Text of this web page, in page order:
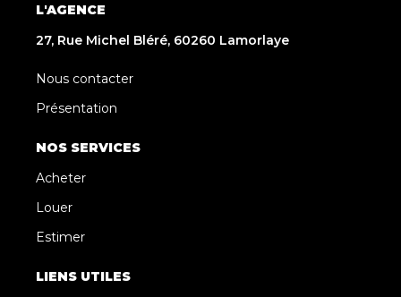
L'AGENCE
27, Rue Michel Bléré, 60260 Lamorlaye
Nous contacter
Présentation
NOS SERVICES
Acheter
Louer
Estimer
LIENS UTILES